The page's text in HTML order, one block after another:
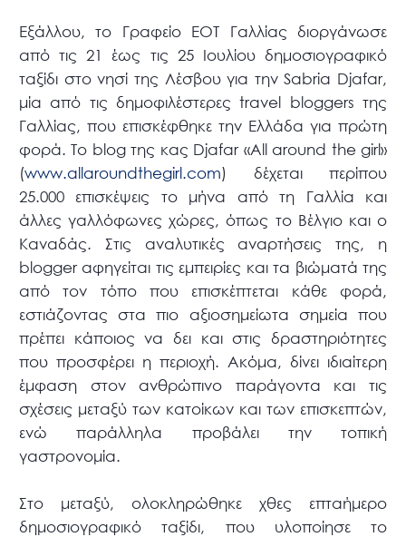
Εξάλλου, το Γραφείο ΕΟΤ Γαλλίας διοργάνωσε
από τις 21 έως τις 25 Ιουλίου δημοσιογραφικό
ταξίδι στο νησί της Λέσβου για την Sabria Djafar,
μία από τις δημοφιλέστερες travel bloggers της
Γαλλίας, που επισκέφθηκε την Ελλάδα για πρώτη
φορά. Το blog της κας Djafar «All around the girl»
(www.allaroundthegirl.com) δέχεται περίπου
25.000 επισκέψεις το μήνα από τη Γαλλία και
άλλες γαλλόφωνες χώρες, όπως το Βέλγιο και ο
Καναδάς. Στις αναλυτικές αναρτήσεις της, η
blogger αφηγείται τις εμπειρίες και τα βιώματά της
από τον τόπο που επισκέπτεται κάθε φορά,
εστιάζοντας στα πιο αξιοσημείωτα σημεία που
πρέπει κάποιος να δει και στις δραστηριότητες
που προσφέρει η περιοχή. Ακόμα, δίνει ιδιαίτερη
έμφαση στον ανθρώπινο παράγοντα και τις
σχέσεις μεταξύ των κατοίκων και των επισκεπτών,
ενώ παράλληλα προβάλει την τοπική
γαστρονομία.
Στο μεταξύ, ολοκληρώθηκε χθες επταήμερο
δημοσιογραφικό ταξίδι, που υλοποίησε το